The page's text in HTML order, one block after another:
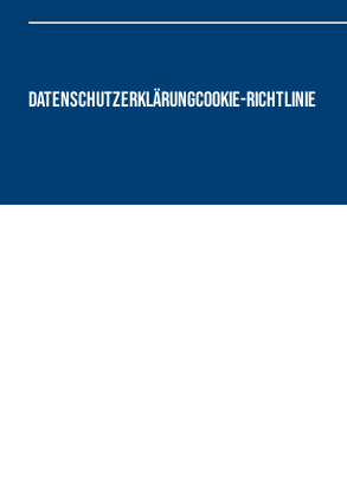
DATENSCHUTZERKLÄRUNGCOOKIE-RICHTLINIE